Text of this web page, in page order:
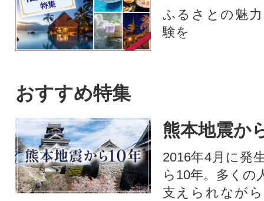
ふるさとの魅
験を
おすすめ特集
熊本地震か
2016年4月に発
ら10年。多くの
支えられなが